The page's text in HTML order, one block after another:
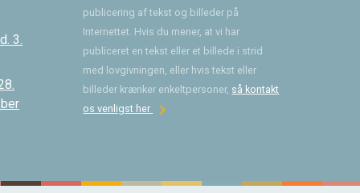
3.
publicering af tekst og billeder på
Internettet. Hvis du mener, at vi har
publiceret en tekst eller et billede i strid
med lovgivningen, eller hvis tekst eller
billeder krænker enkeltpersoner, så kontakt
os venligst her chevron_right